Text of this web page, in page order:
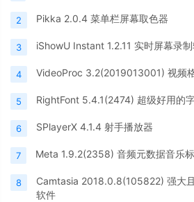
2 Pikka 2.0.4 菜单栏屏幕取色器
3 iShowU Instant 1.2.11 实时屏幕录
4 VideoProc 3.2(2019013001) 视频
5 RightFont 5.4.1(2474) 超级好用的
6 SPlayerX 4.1.4 射手播放器
7 Meta 1.9.2(2358) 音频元数据音乐
8
Camtasia 2018.0.8(105822) 强大
软件